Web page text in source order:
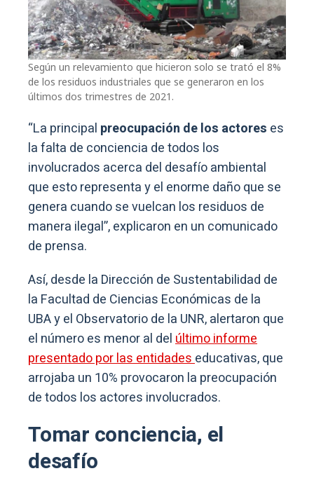
Según un relevamiento que hicieron solo se trató el 8%
de los residuos industriales que se generaron en los
últimos dos trimestres de 2021.
“La principal preocupación de los actores es
la falta de conciencia de todos los
involucrados acerca del desafío ambiental
que esto representa y el enorme daño que se
genera cuando se vuelcan los residuos de
manera ilegal”, explicaron en un comunicado
de prensa.
Así, desde la Dirección de Sustentabilidad de
la Facultad de Ciencias Económicas de la
UBA y el Observatorio de la UNR, alertaron que
el número es menor al delúltimo informe
presentado por las entidadeseducativas, que
arrojaba un 10% provocaron la preocupación
de todos los actores involucrados.
Tomar conciencia, el
desafío